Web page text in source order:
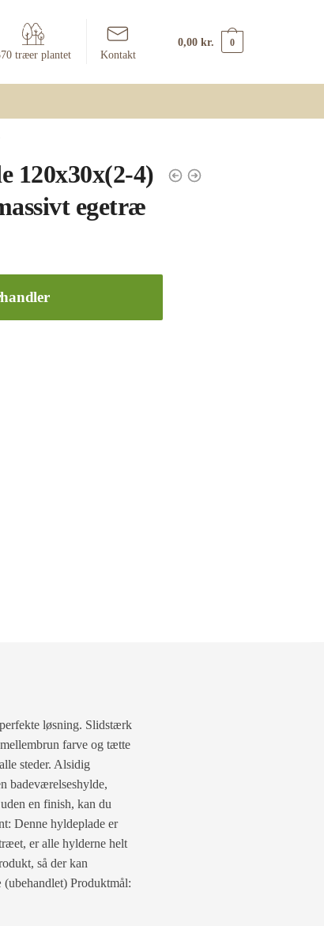
træer plantet Kontakt
0,00 kr. 0
120x30x(2-4)
egetræ
løsning. Slidstærk
farve og tætte
steder. Alsidig
badeværelseshylde,
en finish, kan du
Denne hyldeplade er
er alle hylderne helt
så der kan
Produktmål: